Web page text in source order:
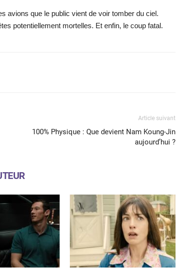
avions que le public vient de voir tomber du ciel.
potentiellement mortelles. Et enfin, le coup fatal.
Article suivant
100% Physique : Que devient Nam Koung-Jin
aujourd’hui ?